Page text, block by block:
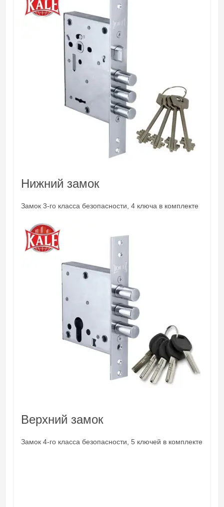
Нижний замок
Замок 3-го класса безопасности, 4 ключа в комплекте
Верхний замок
Замок 4-го класса безопасности, 5 ключей в комплекте